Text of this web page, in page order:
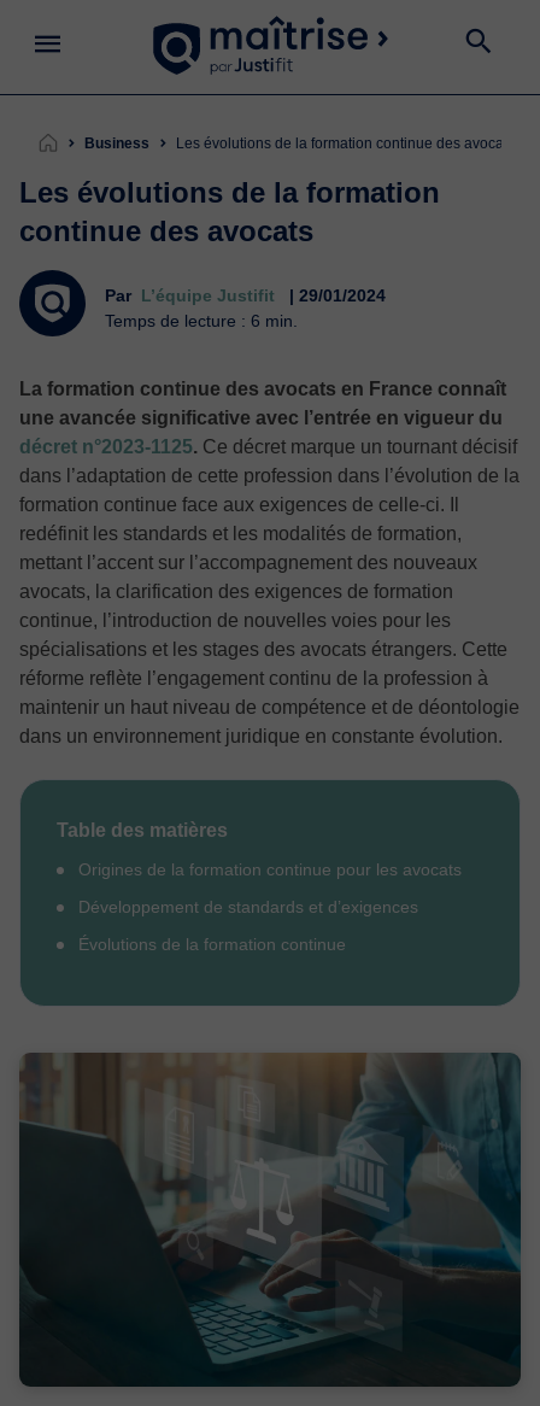
Business Les évolutions de la formation continue des avocats
Les évolutions de la formation
continue des avocats
Par L’équipe Justifit
| 29/01/2024
Temps de lecture : 6 min.
La formation continue des avocats en France connaît
une avancée significative avec l’entrée en vigueur du
décret n°2023-1125. Ce décret marque un tournant décisif
dans l’adaptation de cette profession dans l’évolution de la
formation continue face aux exigences de celle-ci. Il
redéfinit les standards et les modalités de formation,
mettant l’accent sur l’accompagnement des nouveaux
avocats, la clarification des exigences de formation
continue, l’introduction de nouvelles voies pour les
spécialisations et les stages des avocats étrangers. Cette
réforme reflète l’engagement continu de la profession à
maintenir un haut niveau de compétence et de déontologie
dans un environnement juridique en constante évolution.
Table des matières
Origines de la formation continue pour les avocats
Développement de standards et d’exigences
Évolutions de la formation continue